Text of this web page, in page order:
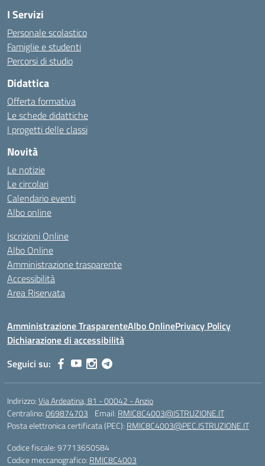
I Servizi
Personale scolastico
Famiglie e studenti
Percorsi di studio
Didattica
Offerta formativa
Le schede didattiche
I progetti delle classi
Novità
Le notizie
Le circolari
Calendario eventi
Albo online
Iscrizioni Online
Albo Online
Amministrazione trasparente
Accessibilità
Area Riservata
Amministrazione TrasparenteAlbo OnlinePrivacy Policy
Dichiarazione di accessibilità
Seguici su:
Indirizzo:Via Ardeatina, 81 - 00042 - Anzio
Centralino:069874703 Email: RMIC8C4003@ISTRUZIONE.IT
Posta elettronica certificata (PEC): RMIC8C4003@PEC.ISTRUZIONE.IT
Codice fiscale: 97713650584
Codice meccanografico: RMIC8C4003